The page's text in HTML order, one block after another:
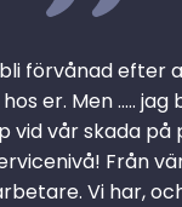
förvånad efter
er. Men ….. jag
vid vår skada på
Från
Vi har,